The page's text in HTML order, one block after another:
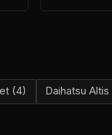
(4) Daihatsu Altis